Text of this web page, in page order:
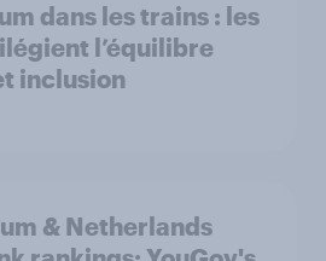
dans les trains : les
l’équilibre
inclusion
& Netherlands